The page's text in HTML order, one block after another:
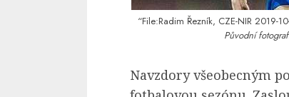
“File:Radim Řezník, CZE-NIR 2019-
Původní
Navzdory všeobecným